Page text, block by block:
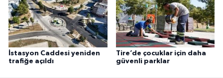
İstasyon Caddesi yeniden
trafiğe açıldı
Tire’de çocuklar için daha
güvenli parklar